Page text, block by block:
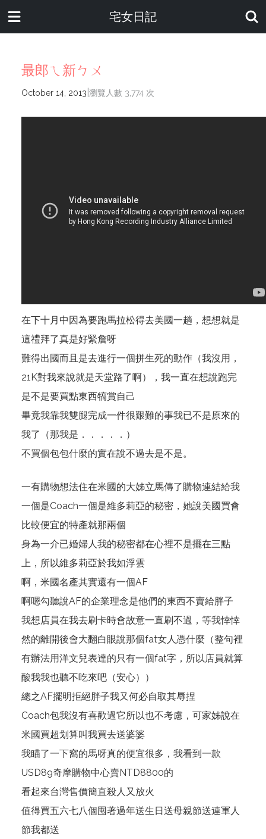
宅女日記
最郎ㄟ新ㄅㄨ
October 14, 2013 瀏覽人數 3,774 次
在下十月中因為要跑馬拉松得去美國一趟，想想就是
這禮拜了真是好緊詹呀
難得出國而且是去進行一個拼生死的動作（我沒用，
21K對我來說就是天堂路了啊），我一直在想說跑完
是不是要買點東西犒賞自己
畢竟我靠我雙腿完成一件很艱難的事我已不是原來的
我了（那我是．．．．．）
不買個包包什麼的實在說不過去是不是。
一有購物想法住在米國的大姊立馬傳了購物連結給我
一個是Coach一個是維多莉亞的秘密，她說美國買會
比較便宜的特產就那兩個
身為一介已婚婦人我的秘密都在心裡不是擺在三點
上，所以維多莉亞於我如浮雲
啊，米國名產其實還有一個AF
啊嗯勾聽說AF的企業理念是他們的東西不賣給胖子
我想店員在我去刷卡時會故意一直刷不過，等我悻悻
然的離開後會大翻白眼說那個fat女人憑什麼（整句裡
有辦法用洋文兒表達的只有一個fat字，所以店員就算
酸我我也聽不吃來吧（安心））
總之AF擺明拒絕胖子我又何必自取其辱捏
Coach包我沒有喜歡過它所以也不考慮，可家姊說在
米國買超划算叫我買去送婆婆
我瞄了一下窩的馬呀真的便宜很多，我看到一款
USD89奇摩購物中心賣NTD8800的
看起來台灣售價簡直殺人又放火
值得買五六七八個囤著過年送生日送母親節送連軍人
節我都送